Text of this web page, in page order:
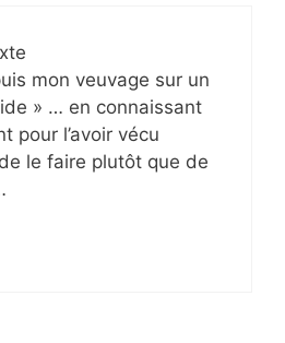
mon veuvage sur un
» … en connaissant
pour l’avoir vécu
le faire plutôt que de